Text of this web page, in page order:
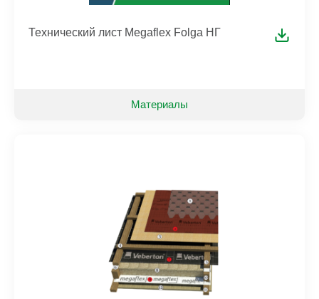
Технический лист Megaflex Folga НГ
Материалы